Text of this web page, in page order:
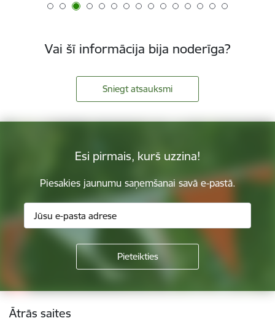
Vai šī informācija bija noderīga?
Sniegt atsauksmi
Esi pirmais, kurš uzzina!
Piesakies jaunumu saņemšanai savā e-pastā.
Kājene
Ātrās saites